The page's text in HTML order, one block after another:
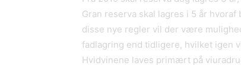
Gran reserva skal lagres i 5 år
disse nye regler vil der være
fadlagring end tidligere, hvilket igen
Hvidvinene laves primært på